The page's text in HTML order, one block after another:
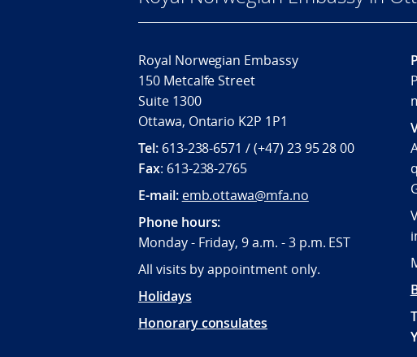
Royal Norwegian Embassy
150 Metcalfe Street
Suite 1300
Ottawa, Ontario K2P 1P1
Tel:613-238-6571 / (+47) 23 95 28 00
Fax: 613-238-2765
E-mail: emb.ottawa@mfa.no
Phone hours:
Monday - Friday, 9 a.m. - 3 p.m. EST
All visits by appointment only.
Holidays
Honorary consulates